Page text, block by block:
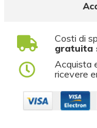
Costi di
gratuita
Acquista
ricevere